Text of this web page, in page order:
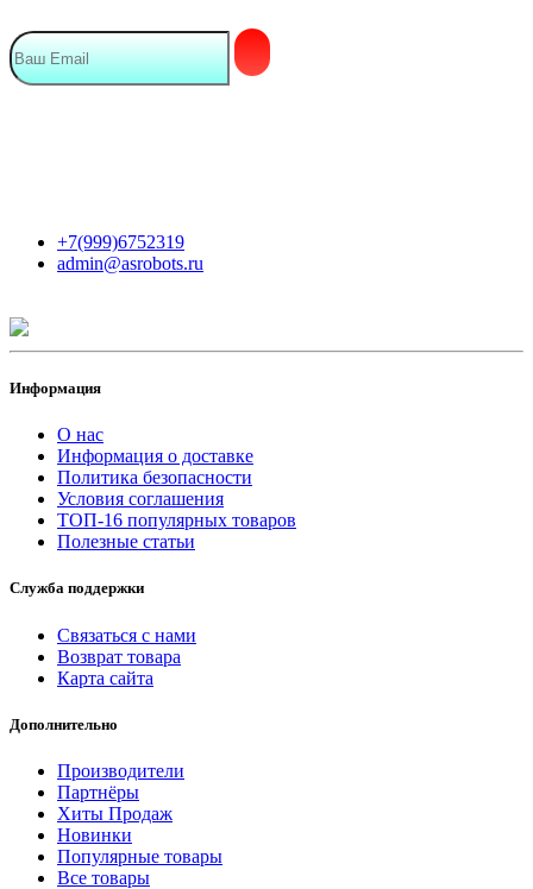
+7(999)6752319
admin@asrobots.ru
Информация
О нас
Информация о доставке
Политика безопасности
Условия соглашения
ТОП-16 популярных товаров
Полезные статьи
Служба поддержки
Связаться с нами
Возврат товара
Карта сайта
Дополнительно
Производители
Партнёры
Хиты Продаж
Новинки
Популярные товары
Все товары